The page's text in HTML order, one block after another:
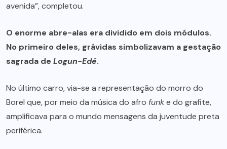
avenida”, completou.
O enorme abre-alas era dividido em dois módulos.
No primeiro deles, grávidas simbolizavam a gestação
sagrada de Logun-Edé.
No último carro, via-se a representação do morro do
Borel que, por meio da música do afro funke do grafite,
amplificava para o mundo mensagens da juventude preta
periférica.